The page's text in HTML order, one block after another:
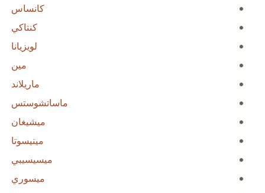
كانساس
كنتاكي
لويزيانا
مين
ماريلاند
ماساتشوستس
ميشيغان
مينيسوتا
ميسيسيبي
ميسوري